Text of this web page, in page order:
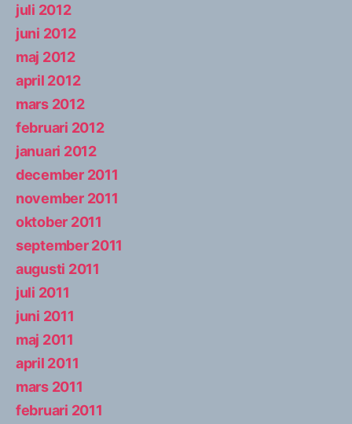
juli 2012
juni 2012
maj 2012
april 2012
mars 2012
februari 2012
januari 2012
december 2011
november 2011
oktober 2011
september 2011
augusti 2011
juli 2011
juni 2011
maj 2011
april 2011
mars 2011
februari 2011